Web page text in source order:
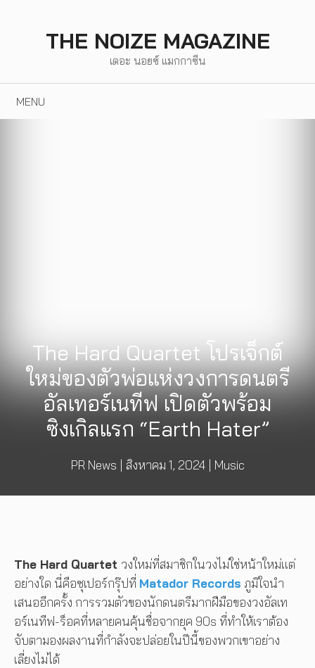
THE NOIZE MAGAZINE
เดอะ นอยซ์ แมกกาซีน
MENU
The Hard Quartet โปรเจ็กต์
ใหม่ของตัวพ่อแห่งวงการดนตรี
อัลเทอร์เนทีฟ เปิดตัวพร้อม
ซิงเกิลแรก “Earth Hater”
PR News | สิงหาคม 1, 2024| Music
The Hard Quartet วงใหม่ที่สมาชิกในวงไม่ใช่หน้าใหม่แต่
อย่างใด นี่คือซุเปอร์กรุ๊ปที่ Matador Records ภูมิใจนำ
เสนออีกครั้ง การรวมตัวของนักดนตรีมากฝีมือของวงอัลเท
อร์เนทีฟ-ร็อคที่หลายคนคุ้นชื่อจากยุค 90s ที่ทำให้เราต้อง
จับตามองผลงานที่กำลังจะปล่อยในปีนี้ของพวกเขาอย่าง
เลี่ยงไม่ได้